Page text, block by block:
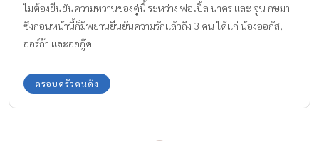
ไม่ต้องยืนยันความหวานของคู่นี้ ระหว่าง พ่อเปิ้ล นาคร และ จูน กษมา
ซึ่งก่อนหน้านี้ก็มีพยานยืนยันความรักแล้วถึง 3 คน ได้แก่ น้องออกัส,
ออร์ก้า และออกู๊ด
ครอบครัวคนดัง